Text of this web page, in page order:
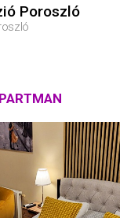
Poroszló